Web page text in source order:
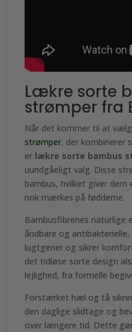
Lækre sorte
strømper fra
Når det kommer til at
strømper, der kombinerer
er lækre sorte bambus
uundgåeligt valg. Disse
bambus, hvilket giver
nok mærkes på fødderne.
Bambusfibrenes naturlige
åndbare og
lugtgener og sikrer
det tidløse sorte design
lejlighed, fra formelle
Forstærket hæl og tå
den daglige slidtage og
over længere tid. Dette